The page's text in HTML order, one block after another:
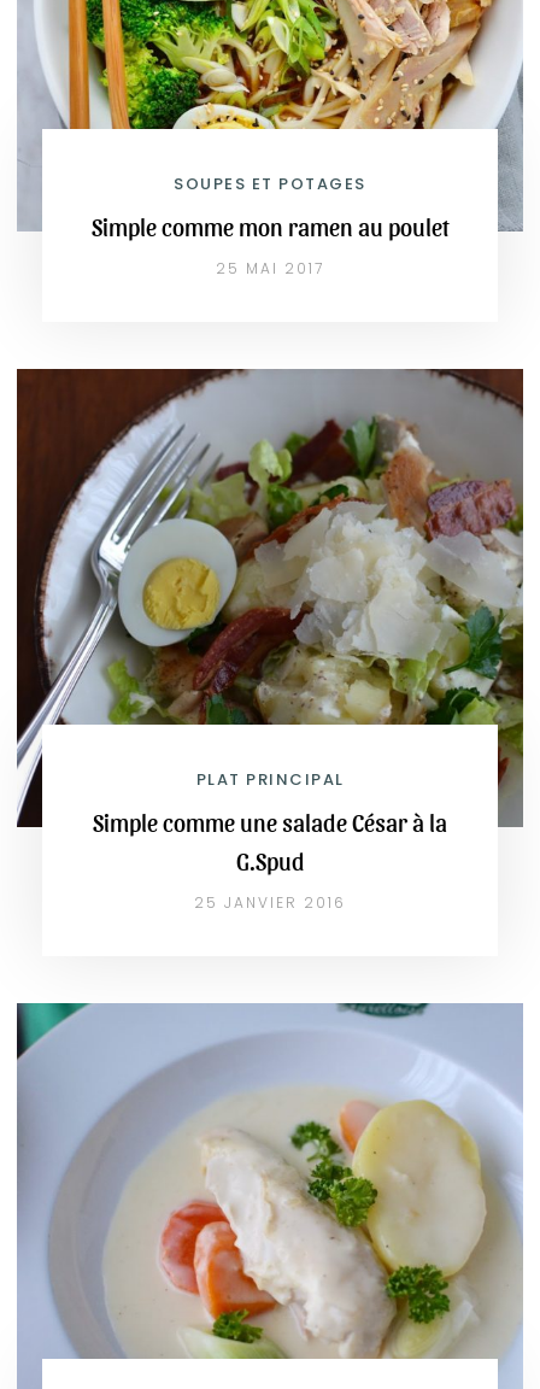
SOUPES ET POTAGES
Simple comme mon ramen au poulet
25 MAI 2017
PLAT PRINCIPAL
Simple comme une salade César à la
G.Spud
25 JANVIER 2016